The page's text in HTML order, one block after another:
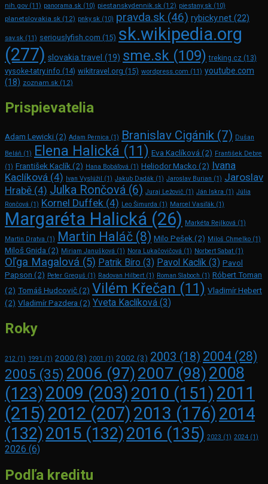
nih.gov (11) panorama.sk (10) piestanskydennik.sk (12) piestany.sk (10)
planetslovakia.sk (12) pnky.sk (10) pravda.sk (46) rybicky.net (22)
sav.sk (11) seriouslyfish.com (15) sk.wikipedia.org
(277) slovakia.travel (19) sme.sk (109) treking.cz (13)
vysoke-tatry.info (14) wikitravel.org (15) wordpress.com (11) youtube.com
(18) zoznam.sk (12)
Prispievatelia
Adam Lewicki(2) Adam Pernica (1) Branislav Cigánik (7) Dušan
Beláň (1) Elena Halická (11) Eva Kaclíková (2) František Debre
(1) František Kaclík (2) Hana Bobáľová (1) Heliodor Macko (2) Ivana
Kaclíková (4) Ivan Vyslúžil (1) Jakub Dadák (1) Jaroslav Burian (1) Jaroslav
Hrabě (4) Julka Rončová (6) Juraj Ležovič (1) Ján Iskra (1) Júlia
Rončová (1) Kornel Duffek (4) Leo Šimurda (1) Marcel Vasiľák (1)
Margaréta Halická (26) Markéta Rejlková (1)
Martin Dratva (1) Martin Haláč (8) Milo Pešek (2) Miloš Chmelko (1)
Miloš Gnida (2) Miriam Janušková (1) Nora Lukačovičová (1) Norbert Sabat (1)
Oľga Magalová (5) Patrik Bíro (3) Pavol Kaclík (3) Pavol
Papson (2) Peter Greguš (1) Radovan Hilbert (1) Roman Slaboch (1) Róbert Toman
(2) Tomáš Hudcovič(2) Vilém Křečan (11) Vladimír Hebert
(2) Vladimír Pazdera (2) Yveta Kaclíková (3)
Roky
212 (1) 1991 (1) 2000 (3) 2001 (1) 2002 (3) 2003 (18) 2004 (28)
2005 (35) 2006 (97) 2007 (98) 2008
(123)2009 (203) 2010 (151) 2011
(215) 2012 (207) 2013 (176) 2014
(132)2015 (132)2016 (135) 2023 (1) 2024 (1)
2026 (6)
Podľa kreditu